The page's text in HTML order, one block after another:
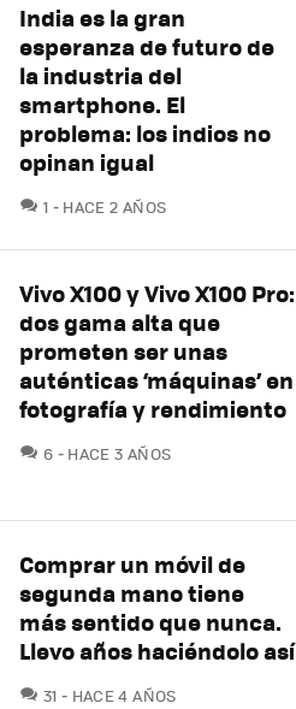
India es la gran
esperanza de futuro de
la industria del
smartphone. El
problema: los indios no
opinan igual
1 COMENTARIOS
HACE 2 AÑOS
Vivo X100 y Vivo X100 Pro:
dos gama alta que
prometen ser unas
auténticas ‘máquinas’ en
fotografía y rendimiento
6 COMENTARIOS
HACE 3 AÑOS
Comprar un móvil de
segunda mano tiene
más sentido que nunca.
Llevo años haciéndolo así
31 COMENTARIOS
HACE 4 AÑOS